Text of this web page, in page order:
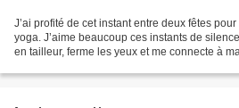
J’ai profité de cet instant entre deux fêtes
yoga. J’aime beaucoup ces instants de
en tailleur, ferme les yeux et me connecte à